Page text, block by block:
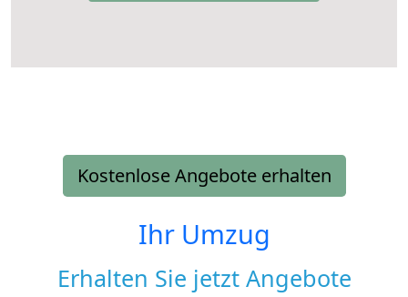
Kostenlose Angebote erhalten
Ihr Umzug
Erhalten Sie jetzt Angebote